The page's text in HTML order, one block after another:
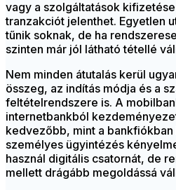
vagy a szolgáltatások
tranzakciót jelenthet. Egyetlen
tűnik soknak, de ha
szinten már jól látható tétellé
Nem minden átutalás kerül
összeg, az indítás módja és a
feltételrendszere is. A
internetbankból
kedvezőbb, mint a
személyes ügyintézés
használ digitális csatornát, de
mellett drágább megoldássá